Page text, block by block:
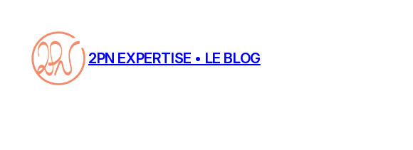
contenu
2PN EXPERTISE • LE BLOG